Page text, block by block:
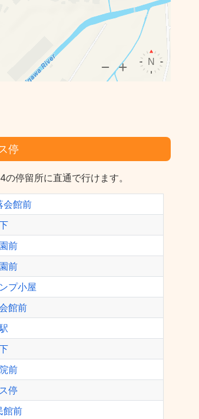
停
停留所に直通で行けます。
会館前
前
前
プ小屋
館前
前
停
館前